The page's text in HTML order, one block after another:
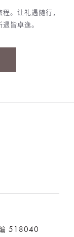
。让礼遇随行，
皆卓逸。
518040